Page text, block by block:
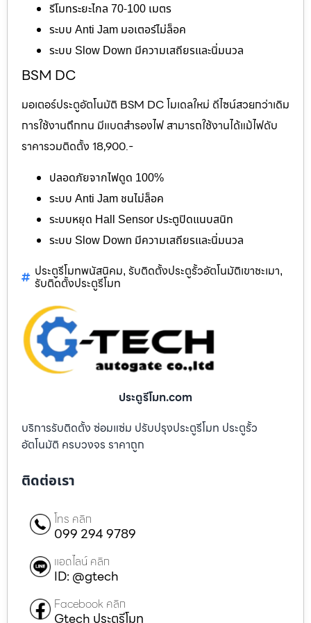
รีโมทระยะไกล 70-100 เมตร
ระบบ Anti Jam มอเตอร์ไม่ล็อค
ระบบ Slow Down มีความเสถียรและนิ่มนวล
BSM DC
มอเตอร์ประตูอัตโนมัติ BSM DC โมเดลใหม่ ดีไซน์สวยกว่าเดิม
การใช้งานถึกทน มีแบตสำรองไฟ สามารถใช้งานได้แม้ไฟดับ
ราคารวมติดตั้ง 18,900.-
ปลอดภัยจากไฟดูด 100%
ระบบ Anti Jam ชนไม่ล็อค
ระบบหยุด Hall Sensor ประตูปิดแนบสนิท
ระบบ Slow Down มีความเสถียรและนิ่มนวล
ประตูรีโมทพนัสนิคม, รับติดตั้งประตูรั้วอัตโนมัติเขาชะเมา,
รับติดตั้งประตูรีโมท
ประตูรีโมท.com
บริการรับติดตั้ง ซ่อมแซ่ม ปรับปรุงประตูรีโมท ประตูรั้ว
อัตโนมัติ ครบวงจร ราคาถูก
ติดต่อเรา
โทร คลิก
099 294 9789
แอดไลน์ คลิก
ID: @gtech
Facebook คลิก
Gtech ประตูรีโมท